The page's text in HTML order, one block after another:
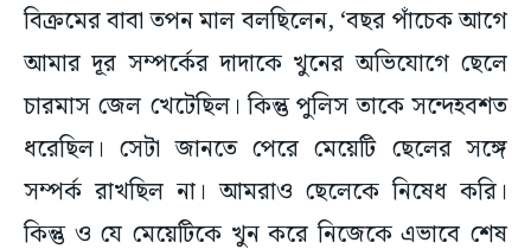
বিক্রমের বাবা তপন মাল বলছিলেন, ‘বছর পাঁচেক আগে
আমার দূর সম্পর্কের দাদাকে খুনের অভিযোগে ছেলে
চারমাস জেল খেটেছিল। কিন্তু পুলিস তাকে সন্দেহবশত
ধরেছিল। সেটা জানতে পেরে মেয়েটি ছেলের সঙ্গে
সম্পর্ক রাখছিল না। আমরাও ছেলেকে নিষেধ করি।
কিন্তু ও যে মেয়েটিকে খুন করে নিজেকে এভাবে শেষ